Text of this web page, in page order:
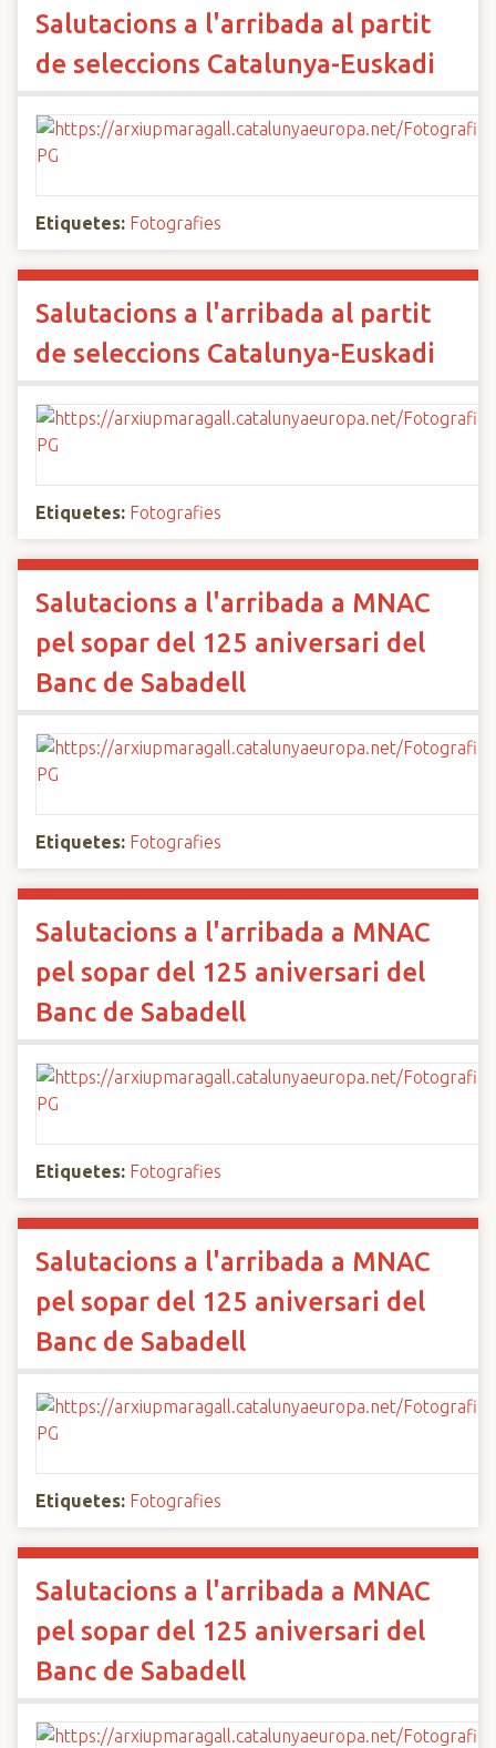
Salutacions a l'arribada al partit
de seleccions Catalunya-Euskadi
Etiquetes: Fotografies
Salutacions a l'arribada al partit
de seleccions Catalunya-Euskadi
Etiquetes: Fotografies
Salutacions a l'arribada a MNAC
pel sopar del 125 aniversari del
Banc de Sabadell
Etiquetes: Fotografies
Salutacions a l'arribada a MNAC
pel sopar del 125 aniversari del
Banc de Sabadell
Etiquetes: Fotografies
Salutacions a l'arribada a MNAC
pel sopar del 125 aniversari del
Banc de Sabadell
Etiquetes: Fotografies
Salutacions a l'arribada a MNAC
pel sopar del 125 aniversari del
Banc de Sabadell